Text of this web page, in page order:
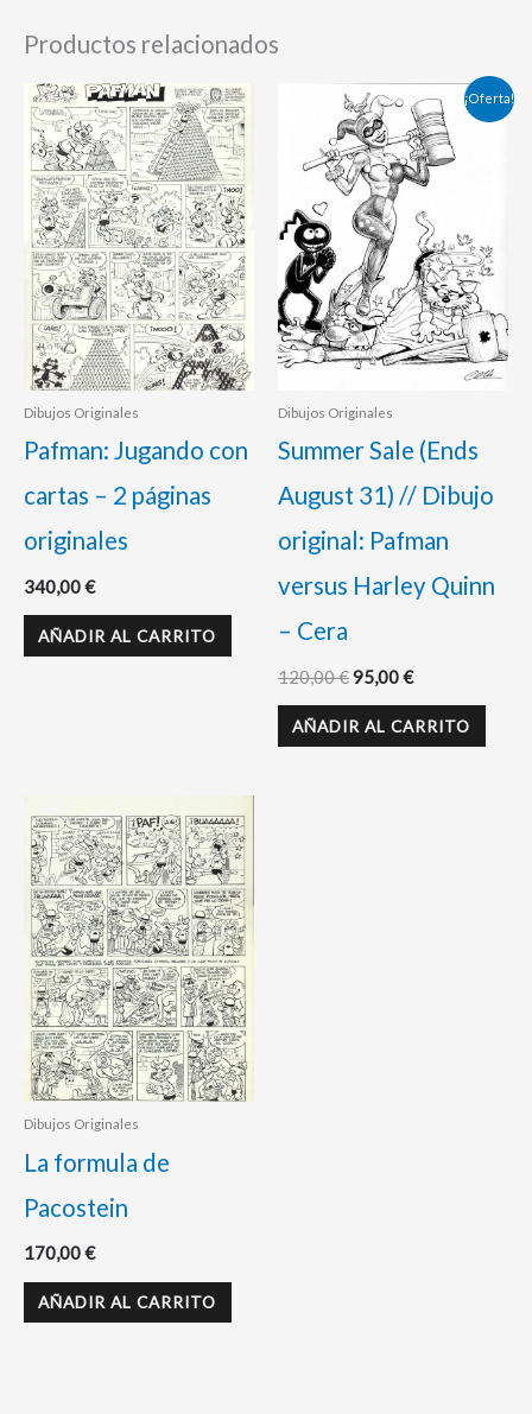
Productos relacionados
Dibujos Originales
Pafman: Jugando con
cartas – 2 páginas
originales
340,00€
AÑADIR AL CARRITO
¡Oferta!
Dibujos Originales
Summer Sale (Ends
August 31) // Dibujo
original: Pafman
versus Harley Quinn
– Cera
120,00€
El
precio
original
era:
120,00 €.
95,00€
precio
actual
es:
95,00 €.
AÑADIR AL CARRITO
Dibujos Originales
La formula de
Pacostein
170,00€
AÑADIR AL CARRITO